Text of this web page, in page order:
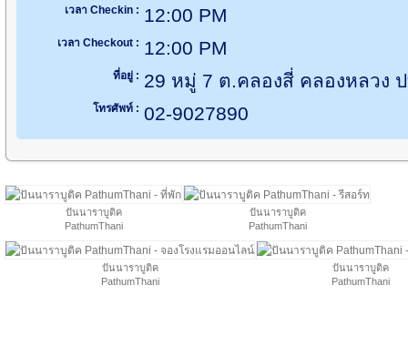
เวลา Checkin : 12:00 PM
เวลา Checkout : 12:00 PM
ที่อยู่ : 29 หมู่ 7 ต.คลองสี่ คลองหลวง
โทรศัพท์ : 02-9027890
ปันนาราบูติค
PathumThani
ปันนาราบูติค
PathumThani
ปันนาราบูติค
PathumThani
ปันนาราบูติค
PathumThani